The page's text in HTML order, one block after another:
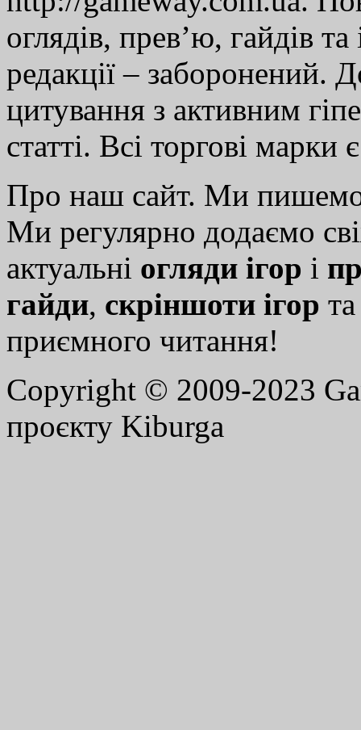
оглядів, прев’ю, гайдів
редакції – заборонений.
цитування з активним
статті. Всі торгові марки
Про наш сайт. Ми
Ми регулярно додаємо
актуальні огляди ігор і
гайди, скріншоти ігор
приємного читання!
Copyright © 2009-2023
проєкту Kiburga